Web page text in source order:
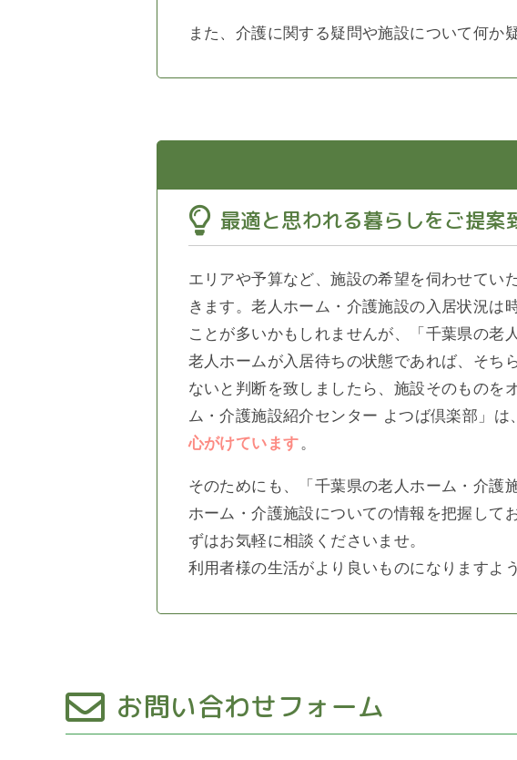
また、介護に関する疑問や施設について何か
最適と思われる暮らしをご提案
エリアや予算など、施設の希望を伺わせてい
きます。老人ホーム・介護施設の入居状況は
ことが多いかもしれませんが、「千葉県の老
老人ホームが入居待ちの状態であれば、そち
ないと判断を致しましたら、施設そのものを
ム・介護施設紹介センター よつば倶楽部」
心がけています。
そのためにも、「千葉県の老人ホーム・介護
ホーム・介護施設についての情報を把握して
ずはお気軽に相談くださいませ。
利用者様の生活がより良いものになりますよ
お問い合わせフォーム